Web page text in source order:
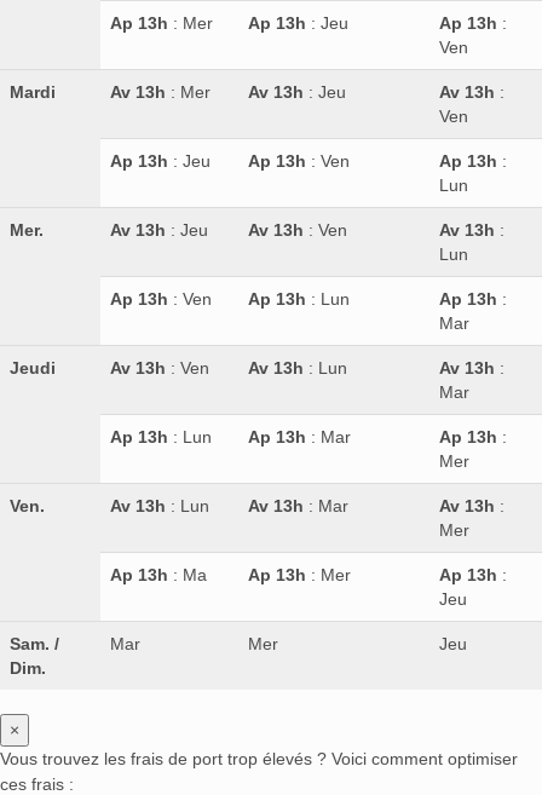
Ap 13h : Mer Ap 13h : Jeu Ap 13h :
Ven
Mardi Av 13h : Mer Av 13h : Jeu Av 13h :
Ven
Ap 13h : Jeu Ap 13h : Ven Ap 13h :
Lun
Mer. Av 13h : Jeu Av 13h : Ven Av 13h :
Lun
Ap 13h : Ven Ap 13h : Lun Ap 13h :
Mar
Jeudi Av 13h : Ven Av 13h : Lun Av 13h :
Mar
Ap 13h : Lun Ap 13h : Mar Ap 13h :
Mer
Ven. Av 13h : Lun Av 13h : Mar Av 13h :
Mer
Ap 13h : Ma Ap 13h : Mer Ap 13h :
Jeu
Sam. /
Dim.
Mar Mer Jeu
×
Vous trouvez les frais de port trop élevés ? Voici comment optimiser
ces frais :